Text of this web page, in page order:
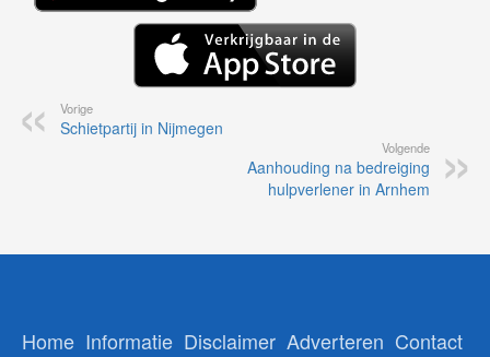
Vorige
Schietpartij in Nijmegen
Volgende
Aanhouding na bedreiging
hulpverlener in Arnhem
Home Informatie Disclaimer Adverteren Contact